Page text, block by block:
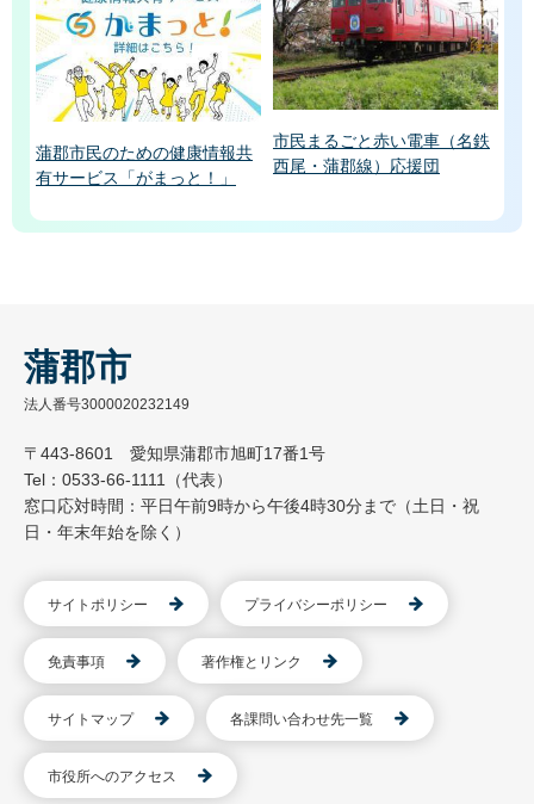
蒲郡市民のための健康情報共
有サービス「がまっと！」
市民まるごと赤い電車（名鉄
西尾・蒲郡線）応援団
蒲郡市
法人番号3000020232149
〒443-8601 愛知県蒲郡市旭町17番1号
Tel：0533-66-1111（代表）
窓口応対時間：平日午前9時から午後4時30分まで（土日・祝
日・年末年始を除く）
サイトポリシー プライバシーポリシー
免責事項 著作権とリンク
サイトマップ 各課問い合わせ先一覧
市役所へのアクセス